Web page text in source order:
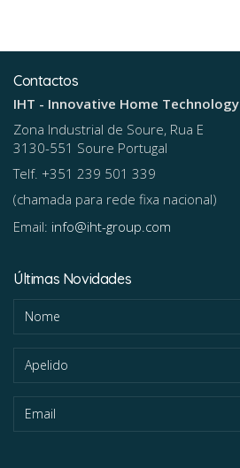
Contactos
IHT - Innovative Home Technology
Zona Industrial de Soure, Rua E
3130-551 Soure Portugal
Telf. +351 239 501 339
(chamada para rede fixa nacional)
Email: info@iht-group.com
Últimas Novidades